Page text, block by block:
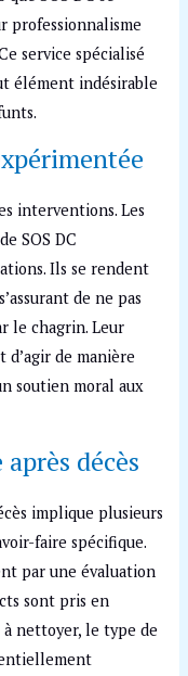
professionnalisme
service spécialisé
élément indésirable
interventions. Les
SOS DC
Ils se rendent
de ne pas
le chagrin. Leur
de manière
soutien moral aux
décès
implique plusieurs
faire spécifique.
par une évaluation
sont pris en
à nettoyer, le type de